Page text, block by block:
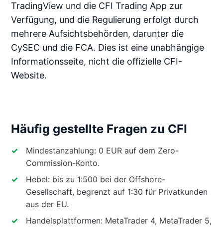
TradingView und die CFI Trading App zur
Verfügung, und die Regulierung erfolgt durch
mehrere Aufsichtsbehörden, darunter die
CySEC und die FCA. Dies ist eine unabhängige
Informationsseite, nicht die offizielle CFI-
Website.
Häufig gestellte Fragen zu CFI
Mindestanzahlung: 0 EUR auf dem Zero-
Commission-Konto.
Hebel: bis zu 1:500 bei der Offshore-
Gesellschaft, begrenzt auf 1:30 für Privatkunden
aus der EU.
Handelsplattformen: MetaTrader 4, MetaTrader 5,